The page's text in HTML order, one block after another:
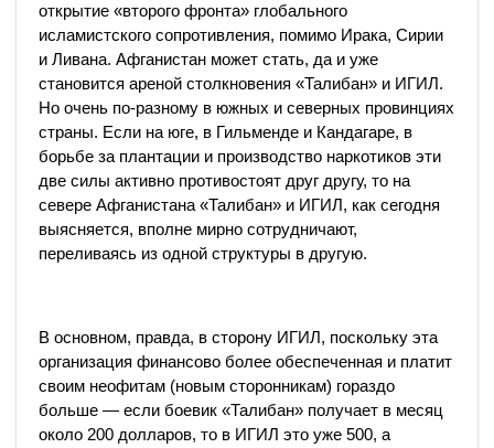
открытие «второго фронта» глобального
исламистского сопротивления, помимо Ирака, Сирии
и Ливана. Афганистан может стать, да и уже
становится ареной столкновения «Талибан» и ИГИЛ.
Но очень по-разному в южных и северных провинциях
страны. Если на юге, в Гильменде и Кандагаре, в
борьбе за плантации и производство наркотиков эти
две силы активно противостоят друг другу, то на
севере Афганистана «Талибан» и ИГИЛ, как сегодня
выясняется, вполне мирно сотрудничают,
переливаясь из одной структуры в другую.
В основном, правда, в сторону ИГИЛ, поскольку эта
организация финансово более обеспеченная и платит
своим неофитам (новым сторонникам) гораздо
больше — если боевик «Талибан» получает в месяц
около 200 долларов, то в ИГИЛ это уже 500, а